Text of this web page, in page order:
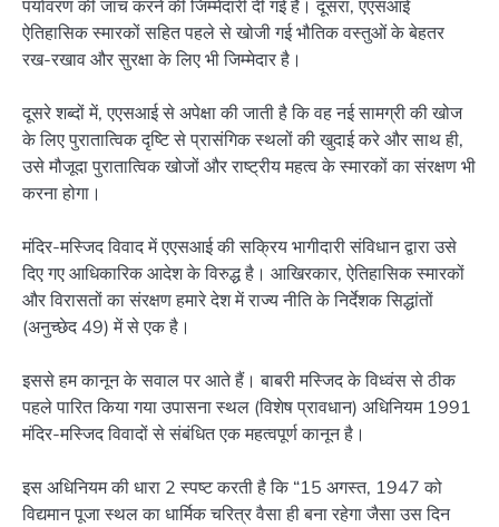
पर्यावरण की जांच करने की जिम्मेदारी दी गई है। दूसरा, एएसआई
ऐतिहासिक स्मारकों सहित पहले से खोजी गई भौतिक वस्तुओं के बेहतर
रख-रखाव और सुरक्षा के लिए भी जिम्मेदार है।
दूसरे शब्दों में, एएसआई से अपेक्षा की जाती है कि वह नई सामग्री की खोज
के लिए पुरातात्विक दृष्टि से प्रासंगिक स्थलों की खुदाई करे और साथ ही,
उसे मौजूदा पुरातात्विक खोजों और राष्ट्रीय महत्व के स्मारकों का संरक्षण भी
करना होगा।
मंदिर-मस्जिद विवाद में एएसआई की सक्रिय भागीदारी संविधान द्वारा उसे
दिए गए आधिकारिक आदेश के विरुद्ध है। आखिरकार, ऐतिहासिक स्मारकों
और विरासतों का संरक्षण हमारे देश में राज्य नीति के निर्देशक सिद्धांतों
(अनुच्छेद 49) में से एक है।
इससे हम कानून के सवाल पर आते हैं। बाबरी मस्जिद के विध्वंस से ठीक
पहले पारित किया गया उपासना स्थल (विशेष प्रावधान) अधिनियम 1991
मंदिर-मस्जिद विवादों से संबंधित एक महत्वपूर्ण कानून है।
इस अधिनियम की धारा 2 स्पष्ट करती है कि “15 अगस्त, 1947 को
विद्यमान पूजा स्थल का धार्मिक चरित्र वैसा ही बना रहेगा जैसा उस दिन